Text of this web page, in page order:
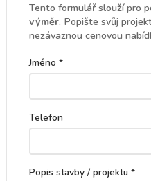
Tento formulář slouží pro
výměr. Popište svůj
nezávaznou cenovou
Jméno *
Telefon
Popis stavby / projektu *